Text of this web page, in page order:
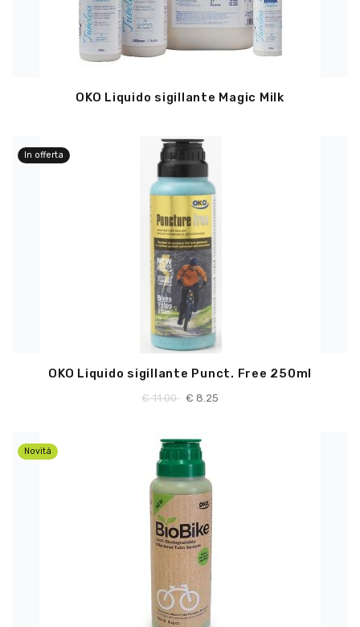
OKO Liquido sigillante Magic Milk
In offerta
OKO Liquido sigillante Punct. Free 250ml
€ 11.00 € 8.25
Novità